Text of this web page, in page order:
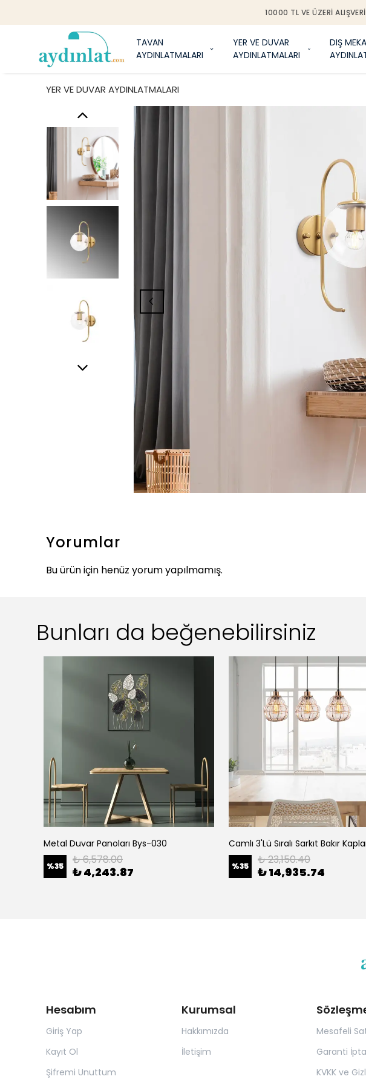
10000 TL VE ÜZERI
TAVAN
AYDINLATMALARI
YER VE DUVAR
AYDINLATMALARI
DIŞ
YER VE DUVAR AYDINLATMALARI
Yorumlar
Bu ürün için henüz yorum yapılmamış.
Bunları da beğenebilirsiniz
Metal Duvar Panoları Bys-030
%35 ₺ 6,578.00
₺ 4,243.87 %35 ₺ 23,150.40
₺ 14,935.74
Hesabım
Giriş Yap
Kayıt Ol
Şifremi Unuttum
Kurumsal
Hakkımızda
İletişim
Mesafeli
Garanti
KVKK ve